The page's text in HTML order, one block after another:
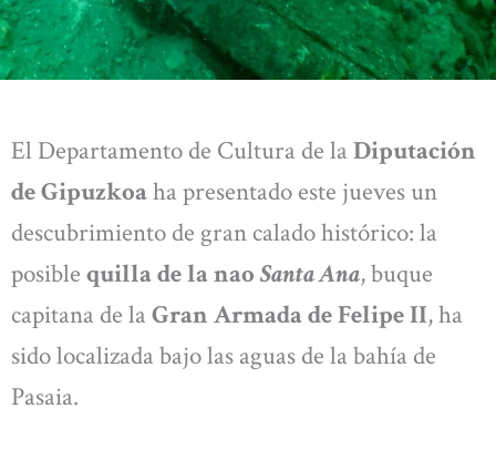
El Departamento de Cultura de la Diputación
de Gipuzkoaha presentado este jueves un
descubrimiento de gran calado histórico: la
posible quilla de la nao Santa Ana, buque
capitana de la Gran Armada de Felipe II, ha
sido localizada bajo las aguas de la bahía de
Pasaia.